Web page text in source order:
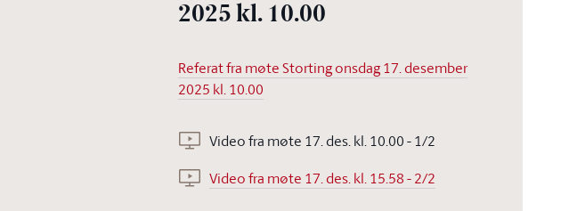
2025 kl. 10.00
Referat fra møte Storting onsdag 17. desember
2025 kl. 10.00
Video fra møte 17. des. kl. 10.00 - 1/2
Video fra møte 17. des. kl. 15.58 - 2/2